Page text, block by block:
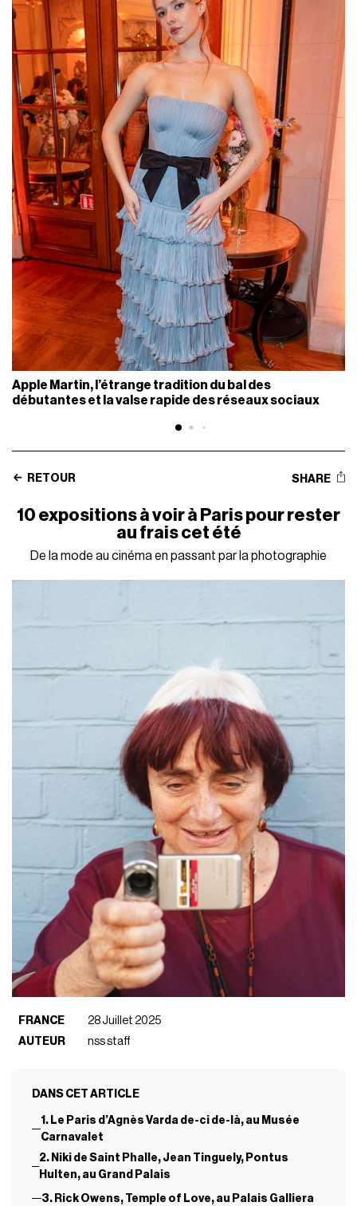
Apple Martin, l’étrange tradition du bal des
débutantes et la valse rapide des réseaux sociaux
RETOUR SHARE
10 expositions à voir à Paris pour rester
au frais cet été
De la mode au cinéma en passant par la photographie
FRANCE
28 Juillet 2025
AUTEUR
nss staff
DANS CET ARTICLE
1. Le Paris d’Agnès Varda de-ci de-là, au Musée
Carnavalet
2. Niki de Saint Phalle, Jean Tinguely, Pontus
Hulten, au Grand Palais
3. Rick Owens, Temple of Love, au Palais Galliera